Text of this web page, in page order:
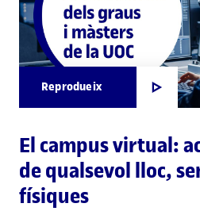
Reprodueix
El campus virtual:
de qualsevol lloc,
físiques